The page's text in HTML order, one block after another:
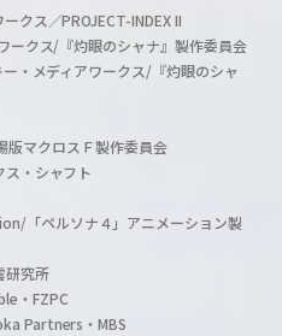
クス／PROJECT-INDEX II
クス/『灼眼のシャナ』製作委員会
・メディアワークス/『灼眼のシャ
マクロスＦ製作委員会
・シャフト
「ペルソナ４」アニメーション製
研究所
・FZPC
Partners・MBS